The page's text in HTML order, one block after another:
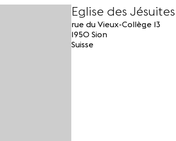
Eglise des Jésuites
rue du Vieux-Collège 13
1950 Sion
Suisse